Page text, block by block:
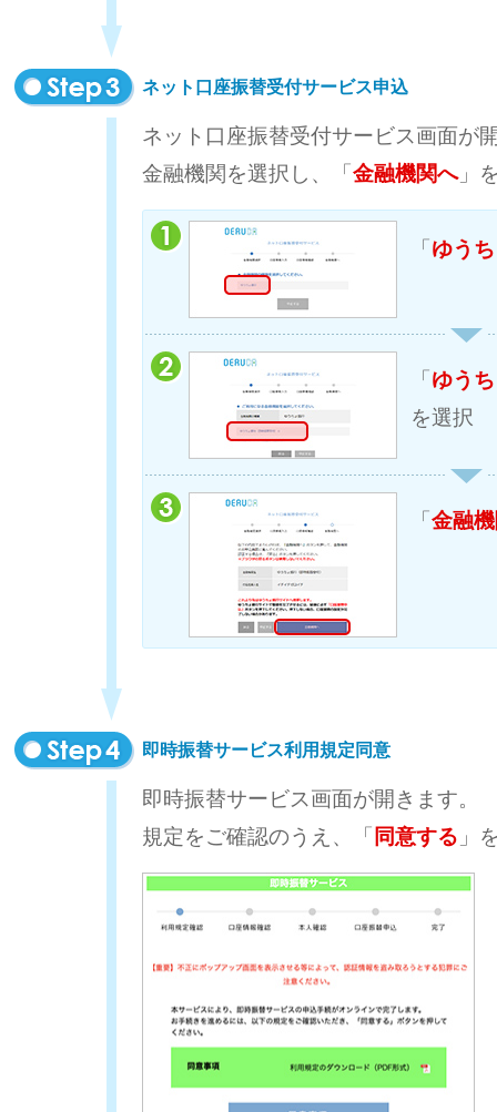
ネット口座振替受付サービス申込
ネット口座振替受付サービス画面が
金融機関を選択し、「 金融機関へ」
「 ゆう
「 ゆう
を選択
「 金融
即時振替サービス利用規定同意
即時振替サービス画面が開きます。
規定をご確認のうえ、「 同意する 」